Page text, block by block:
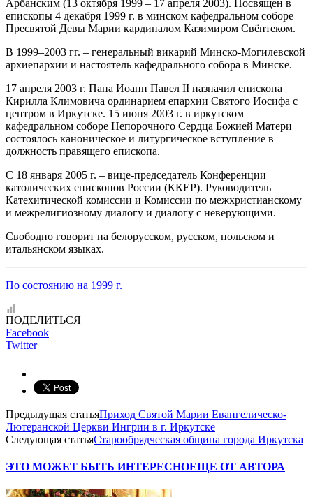
Арбанским (13 октября 1999 – 17 апреля 2003). Посвящен в
епископы 4 декабря 1999 г. в минском кафедральном соборе
Пресвятой Девы Марии кардиналом Казимиром Свёнтеком.
В 1999–2003 гг. – генеральный викарий Минско-Могилевской
архиепархии и настоятель кафедрального собора в Минске.
17 апреля 2003 г. Папа Иоанн Павел II назначил епископа
Кирилла Климовича ординарием епархии Святого Иосифа с
центром в Иркутске. 15 июня 2003 г. в иркутском
кафедральном соборе Непорочного Сердца Божией Матери
состоялось каноническое и литургическое вступление в
должность правящего епископа.
С 18 января 2005 г. – вице-председатель Конференции
католических епископов России (ККЕР). Руководитель
Катехитической комиссии и Комиссии по межхристианскому
и межрелигиозному диалогу и диалогу с неверующими.
Свободно говорит на белорусском, русском, польском и
итальянском языках.
По состоянию на 1999 г.
ПОДЕЛИТЬСЯ
Facebook
Twitter
Предыдущая статьяПриход Святой Марии Евангелическо-
Лютеранской Церкви Ингрии в г. Иркутске
Следующая статьяСтарообрядческая община города Иркутска
ЭТО МОЖЕТ БЫТЬ ИНТЕРЕСНОЕЩЕ ОТ АВТОРА